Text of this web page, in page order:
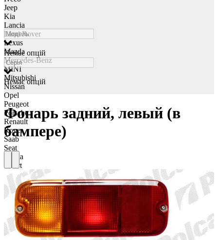
Jeep
Kia
Lancia
Land Rover
Lexus
Mazda
Mercedes-Benz
MINI
Mitsubishi
Nissan
Opel
Peugeot
Porsche
Renault
Rover
Saab
Seat
Skoda
Smart
Ssangyong
Subaru
Suzuki
Tesla
Toyota
Volvo
VW
ZAZ
Немає опцій
Немає опцій
Фонарь задний, левый (в
бампере)